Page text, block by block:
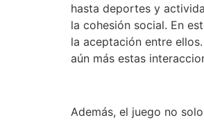
hasta deportes y
la cohesión social. En
la aceptación entre
aún más estas
Además, el juego no